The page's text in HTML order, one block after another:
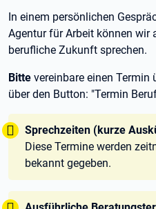
In einem persönlichen
Agentur für Arbeit können wir
berufliche Zukunft sprechen.
Bitte vereinbare einen Termin
über den Button: "Termin
Tipp:
Sprechzeiten (kurze
Diese Termine werden
bekannt gegeben.